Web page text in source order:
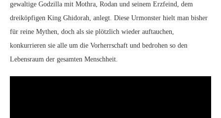
gewaltige Godzilla mit Mothra, Rodan und seinem Erzfeind, dem
dreiköpfigen King Ghidorah, anlegt. Diese Urmonster hielt man bisher
für reine Mythen, doch als sie plötzlich wieder auftauchen,
konkurrieren sie alle um die Vorherrschaft und bedrohen so den
Lebensraum der gesamten Menschheit.